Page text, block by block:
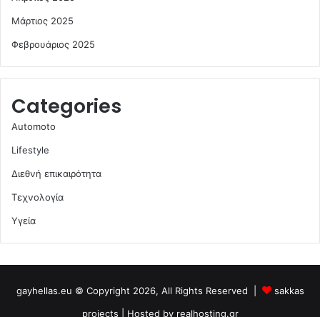
Μάρτιος 2025
Φεβρουάριος 2025
Categories
Automoto
Lifestyle
Διεθνή επικαιρότητα
Τεχνολογία
Υγεία
gayhellas.eu © Copyright 2026, All Rights Reserved |
sakkas
projects | Hosted by realhosting.gr